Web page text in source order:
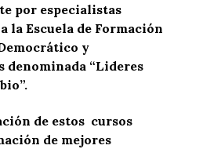
por especialistas
la Escuela de Formación
y
denominada “Lideres
de estos cursos
de mejores